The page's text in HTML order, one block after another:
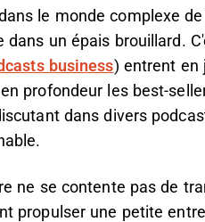
le monde complexe
dans un épais brouillard.
business) entrent en
profondeur les best-
dans divers
ne se contente pas de
propulser une petite